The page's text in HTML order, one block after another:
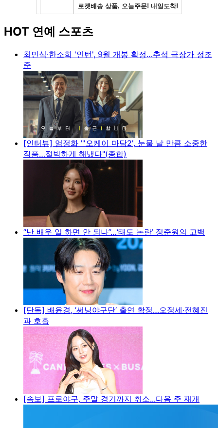
HOT 연예 스포츠
최민식·한소희 '인턴', 9월 개봉 확정…추석 극장가 정조
준
[인터뷰] 엄정화 "'오케이 마담2', 눈물 날 만큼 소중한
작품…절박하게 해냈다"(종합)
“난 배우 일 하면 안 되나”…‘태도 논란’ 정준원의 고백
[단독] 배윤경, ’써닝야구단‘ 출연 확정…오정세·전혜진
과 호흡
[속보] 프로야구, 주말 경기까지 취소...다음 주 재개